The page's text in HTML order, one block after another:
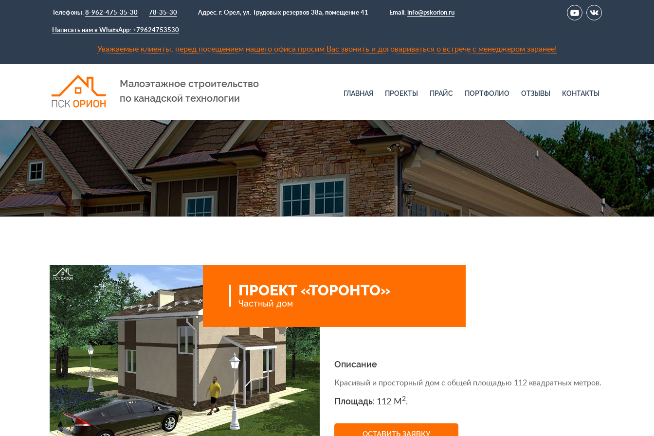
Телефоны: 8-962-475-35-30 78-35-30 Адрес: г. Орел, ул. Трудовых резервов 38а, помещение 41 Email: info@pskorion.ru
Написать нам в WhatsApp: +79624753530
Уважаемые клиенты, перед посещением нашего офиса просим Вас звонить и договариваться о встрече с менеджером заранее!
Малоэтажное строительство
по канадской технологии
ГЛАВНАЯ ПРОЕКТЫ ПРАЙС ПОРТФОЛИО ОТЗЫВЫ КОНТАКТЫ
ПРОЕКТ «ТОРОНТО»
Частный дом
Описание
Красивый и просторный дом с общей площадью 112 квадратных метров.
Площадь: 112 M 2.
ОСТАВИТЬ ЗАЯВКУ